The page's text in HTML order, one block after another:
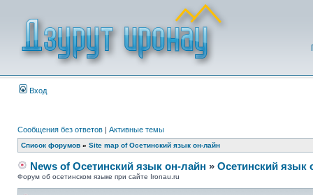
Вход
Сообщения без ответов | Активные темы
Список форумов » Site map of Осетинский язык он-лайн
News of Осетинский язык он-лайн » Осетинский язык
Форум об осетинском языке при сайте Ironau.ru